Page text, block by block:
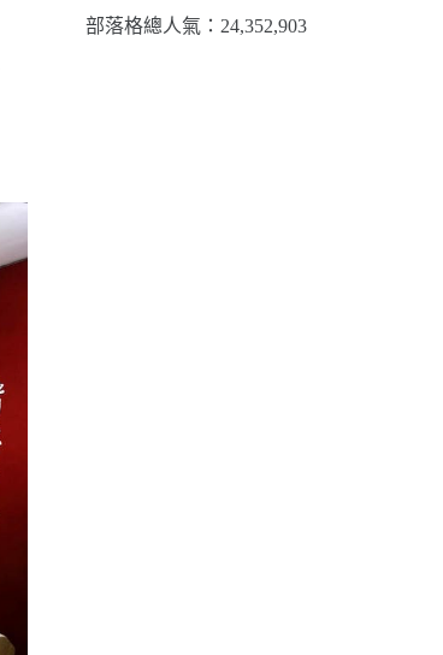
部落格總人氣：​24,352,903